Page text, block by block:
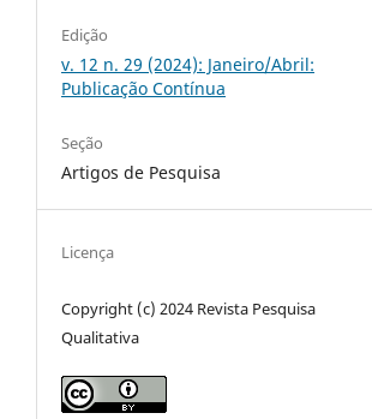
Edição
v. 12 n. 29 (2024): Janeiro/Abril:
Publicação Contínua
Seção
Artigos de Pesquisa
Licença
Copyright (c) 2024 Revista Pesquisa
Qualitativa